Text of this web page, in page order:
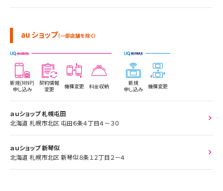
au ショップ（一部店舗を除く）
新規(MNP)
申し込み
契約情報
変更
機種変更 料金収納
新規
申し込み
機種変更
ａｕショップ 札幌屯田
北海道 札幌市北区 屯田６条４丁目４－３０
ａｕショップ 新琴似
北海道 札幌市北区 新琴似８条１２丁目２－４